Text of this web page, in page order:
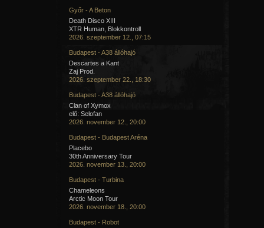
Győr - A Beton
Death Disco XIII
XTR Human, Blokkontroll
2026. szeptember 12., 07:15
Budapest - A38 állóhajó
Descartes a Kant
Zaj Prod.
2026. szeptember 22., 18:30
Budapest - A38 állóhajó
Clan of Xymox
elő: Selofan
2026. november 12., 20:00
Budapest - Budapest Aréna
Placebo
30th Anniversary Tour
2026. november 13., 20:00
Budapest - Turbina
Chameleons
Arctic Moon Tour
2026. november 18., 20:00
Budapest - Robot